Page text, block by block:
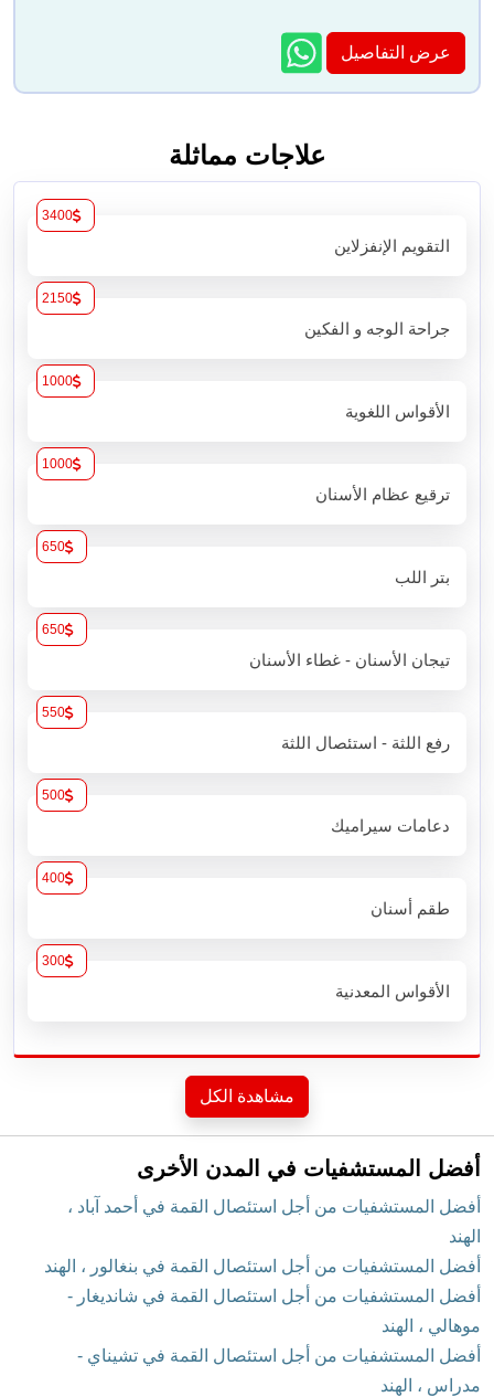
عرض التفاصيل
علاجات مماثلة
التقويم الإنفزلاين
3400
جراحة الوجه و الفكين
2150
الأقواس اللغوية
1000
ترقيع عظام الأسنان
1000
بتر اللب
650
تيجان الأسنان - غطاء الأسنان
650
رفع اللثة - استئصال اللثة
550
دعامات سيراميك
500
طقم أسنان
400
الأقواس المعدنية
300
مشاهدة الكل
أفضل المستشفيات في المدن الأخرى
أفضل المستشفيات من أجل استئصال القمة في أحمد آباد ،
الهند
أفضل المستشفيات من أجل استئصال القمة في بنغالور ، الهند
أفضل المستشفيات من أجل استئصال القمة في شانديغار -
موهالي ، الهند
أفضل المستشفيات من أجل استئصال القمة في تشيناي -
مدراس ، الهند